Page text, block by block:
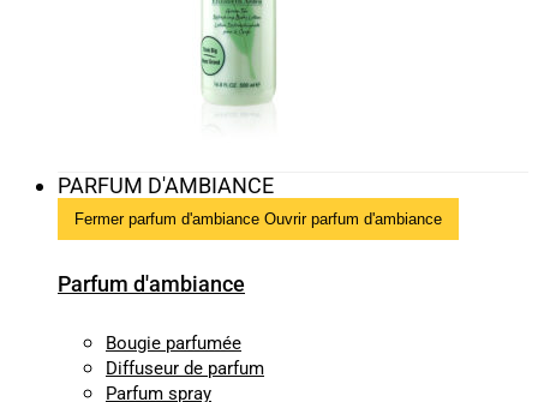
PARFUM D'AMBIANCE
Fermer parfum d'ambiance Ouvrir parfum d'ambiance
Parfum d'ambiance
Bougie parfumée
Diffuseur de parfum
Parfum spray